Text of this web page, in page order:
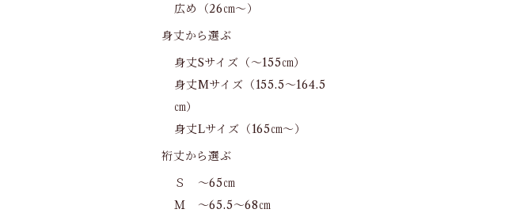
広め（26㎝～）
身丈から選ぶ
身丈Sサイズ（～155㎝）
身丈Mサイズ（155.5～164.5
㎝）
身丈Lサイズ（165㎝～）
裄丈から選ぶ
Ｓ ～65㎝
Ｍ ～65.5～68㎝